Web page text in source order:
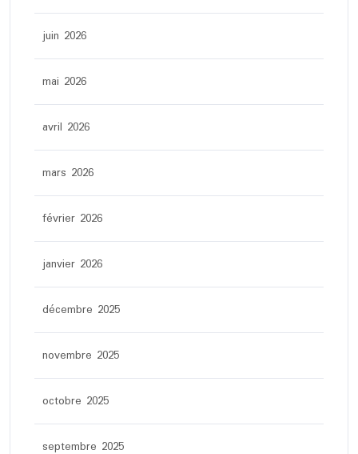
juin 2026
mai 2026
avril 2026
mars 2026
février 2026
janvier 2026
décembre 2025
novembre 2025
octobre 2025
septembre 2025